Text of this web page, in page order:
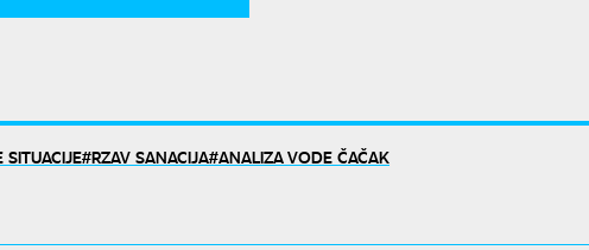
SITUACIJE RZAV SANACIJA ANALIZA VODE ČAČAK